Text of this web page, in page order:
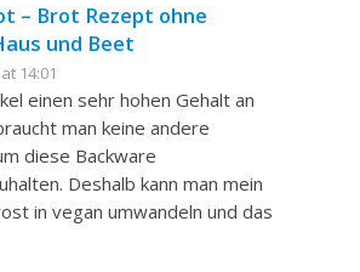
– Brot Rezept ohne
und Beet
14:01
einen sehr hohen Gehalt an
man keine andere
diese Backware
Deshalb kann man mein
in vegan umwandeln und das